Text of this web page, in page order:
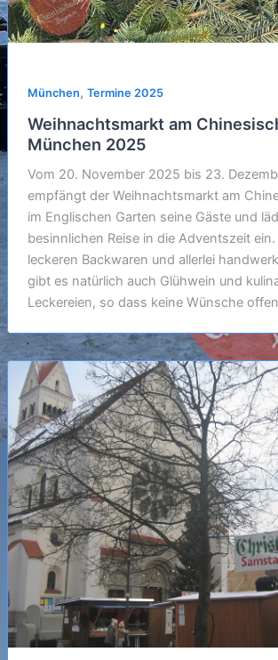
München, Termine 2025
Weihnachtsmarkt am
München 2025
Vom 20. November 2025 bis 23.
empfängt der Weihnachtsmarkt am
im Englischen Garten seine Gäste und
besinnlichen Reise in die Adventszeit
leckeren Backwaren und allerlei
gibt es natürlich auch Glühwein und
Leckereien, so dass keine Wünsche